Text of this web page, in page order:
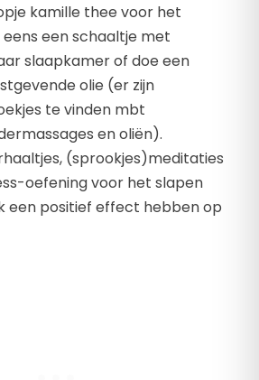
kamille thee voor het
een schaaltje met
slaapkamer of doe een
olie (er zijn
te vinden mbt
en oliën).
(sprookjes)meditaties
oefening voor het slapen
een positief effect hebben op